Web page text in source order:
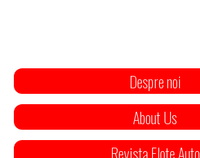
Despre noi
About Us
Revista Flote Auto